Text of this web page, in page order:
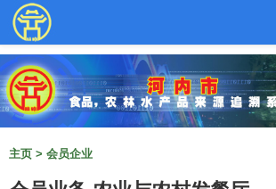
主页 > 会员企业